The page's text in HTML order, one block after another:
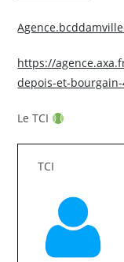
https://
depois-et-
Le TCI
TCI